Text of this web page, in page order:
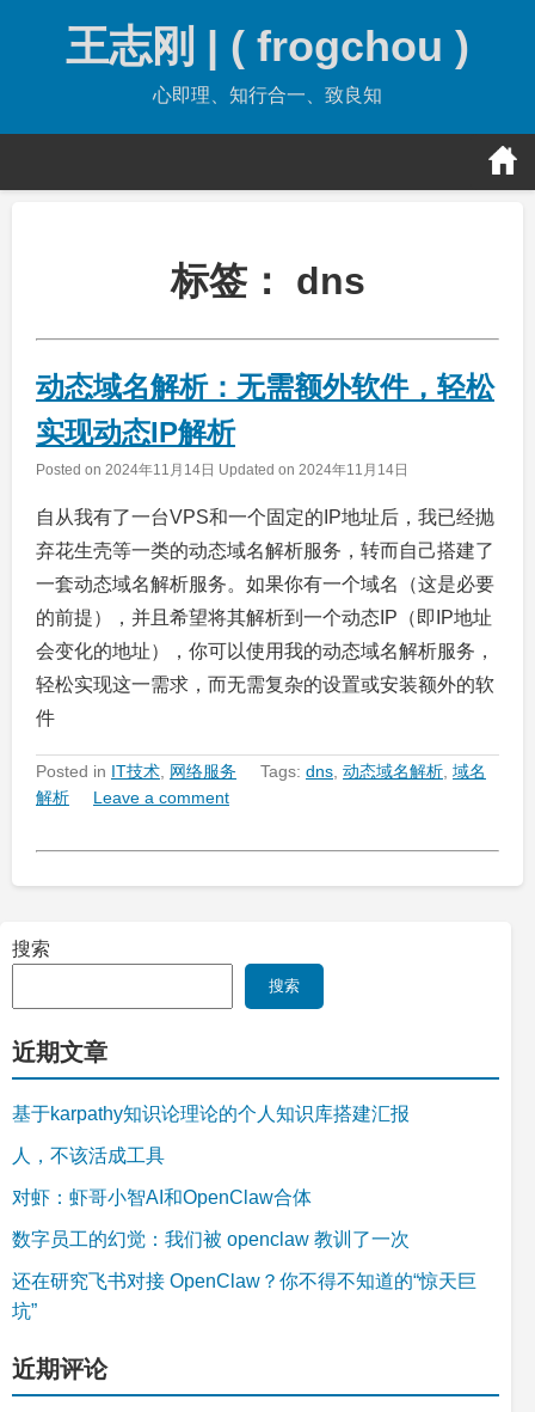
王志刚 | ( frogchou )
心即理、知行合一、致良知
标签： dns
动态域名解析：无需额外软件，轻松
实现动态IP解析
Posted on 2024年11月14日 Updated on 2024年11月14日
自从我有了一台VPS和一个固定的IP地址后，我已经抛
弃花生壳等一类的动态域名解析服务，转而自己搭建了
一套动态域名解析服务。如果你有一个域名（这是必要
的前提），并且希望将其解析到一个动态IP（即IP地址
会变化的地址），你可以使用我的动态域名解析服务，
轻松实现这一需求，而无需复杂的设置或安装额外的软
件
Posted in IT技术 网络服务 Tags: dns 动态域名解析 域名
解析
Leave a comment
搜索
搜索
近期文章
基于karpathy知识论理论的个人知识库搭建汇报
人，不该活成工具
对虾：虾哥小智AI和OpenClaw合体
数字员工的幻觉：我们被 openclaw 教训了一次
还在研究飞书对接 OpenClaw？你不得不知道的“惊天巨
坑”
近期评论